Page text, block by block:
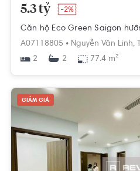
5.3 tỷ -2%
A07118805 • Nguyễn Văn Linh,
2
2 77.4 m²
GIẢM GIÁ